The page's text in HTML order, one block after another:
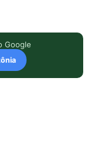
Google